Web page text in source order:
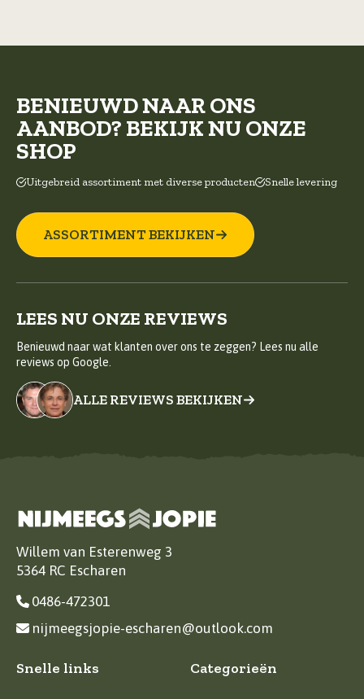
BENIEUWD NAAR ONS
AANBOD? BEKIJK NU ONZE
SHOP
Uitgebreid assortiment met diverse producten Snelle levering
ASSORTIMENT BEKIJKEN
LEES NU ONZE REVIEWS
Benieuwd naar wat klanten over ons te zeggen? Lees nu alle
reviews op Google.
ALLE REVIEWS BEKIJKEN
Willem van Esterenweg 3
5364 RC Escharen
0486-472301
nijmeegsjopie-escharen@outlook.com
Snelle links Categorieën